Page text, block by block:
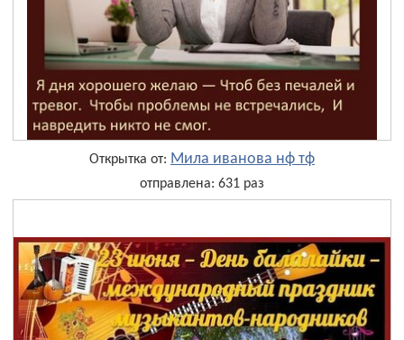
Открытка от: Мила иванова нф тф
отправлена: 631 раз